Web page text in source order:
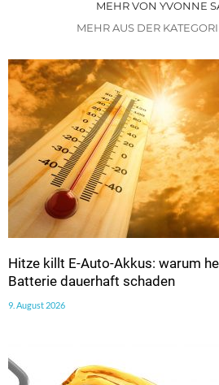
MEHR VON YVONNE
MEHR AUS DER
Hitze killt E-Auto-Akkus: warum
Batterie dauerhaft schaden
9. August 2026